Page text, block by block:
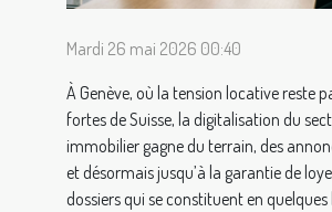
Mardi 26 mai 2026 00:40
À Genève, où la tension locative reste
fortes de Suisse, la digitalisation du
immobilier gagne du terrain, des
et désormais jusqu’à la garantie de
dossiers qui se constituent en quelques